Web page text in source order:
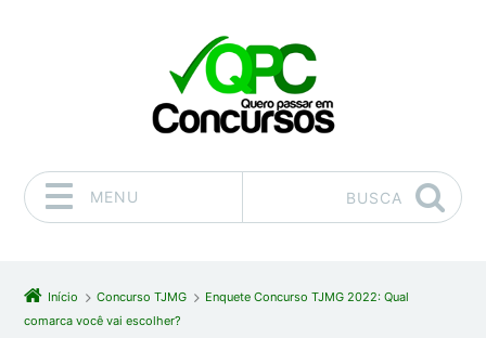
MENU BUSCA
Início Concurso TJMG
Enquete Concurso TJMG 2022: Qual
comarca você vai escolher?